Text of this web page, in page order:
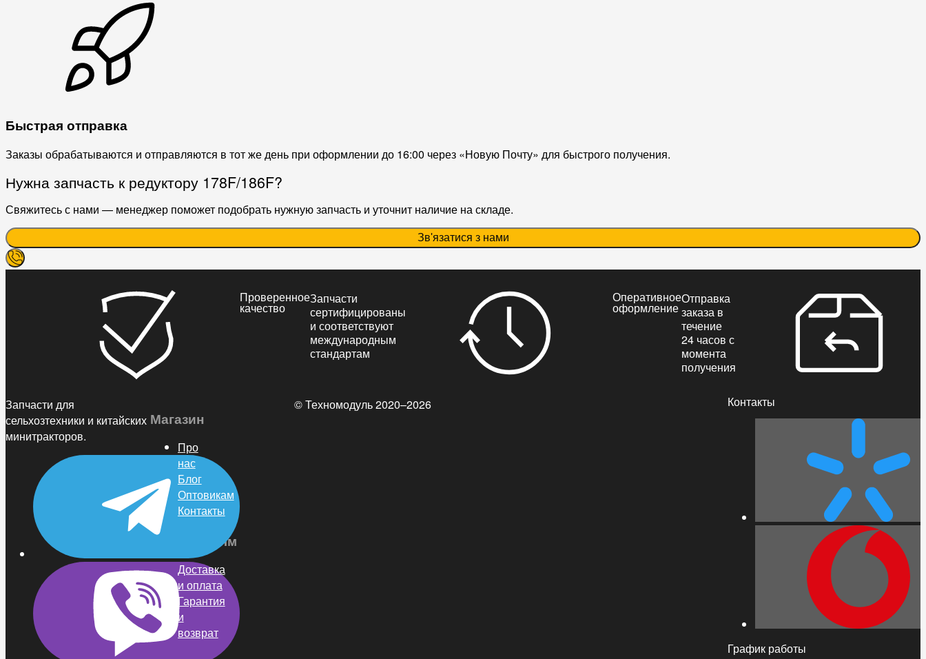
Быстрая отправка
Заказы обрабатываются и отправляются в тот же день при оформлении до 16:00 через «Новую Почту» для быстрого получения.
Нужна запчасть к редуктору 178F/186F?
Свяжитесь с нами — менеджер поможет подобрать нужную запчасть и уточнит наличие на складе.
Зв'язатися з нами
Проверенное
качество
Запчасти
сертифицированы
и соответствуют
международным
стандартам
Оперативное
оформление
Отправка
заказа в
течение
24 часов с
момента
получения
Запчасти для
сельхозтехники и китайских
минитракторов.
Магазин
Про
нас
Блог
Оптовикам
Контакты
Покупателям
Доставка
и оплата
Гарантия
и
возврат
© Техномодуль 2020–2026 Контакты
График работы